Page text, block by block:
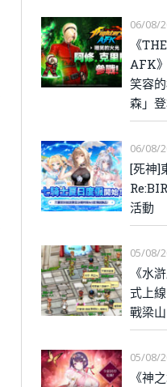
06/08/
《
AFK
笑容
森」
06/08/
[死神]
活動
05/08/
《水
式上
戰梁山
05/08/
《神